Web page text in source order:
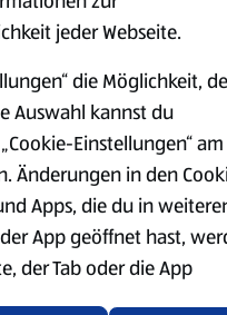
Milchprodukte &
Eier
jeder Webseite.
die Möglichkeit,
Auswahl kannst du
Einstellungen“
Änderungen in den
Apps, die du in
App geöffnet hast,
der Tab oder die App
wieder geöffnet